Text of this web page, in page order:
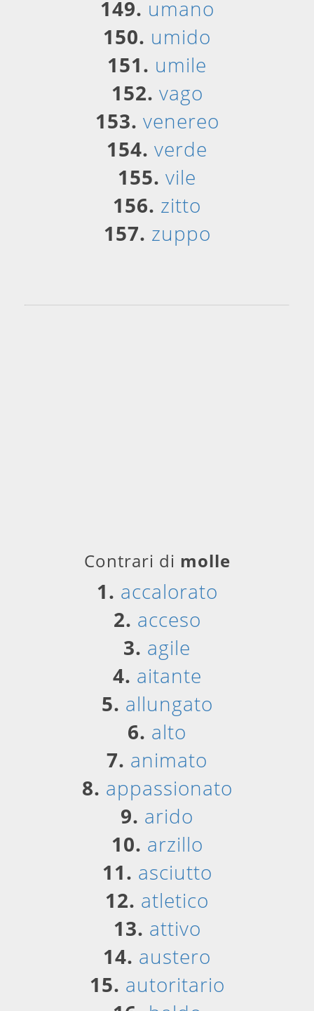
149. umano
150. umido
151. umile
152. vago
153. venereo
154. verde
155. vile
156. zitto
157. zuppo
Contrari di molle
1. accalorato
2. acceso
3. agile
4. aitante
5. allungato
6. alto
7. animato
8. appassionato
9. arido
10. arzillo
11. asciutto
12. atletico
13. attivo
14. austero
15. autoritario